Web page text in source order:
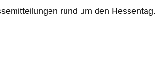
rund um den Hessentag.